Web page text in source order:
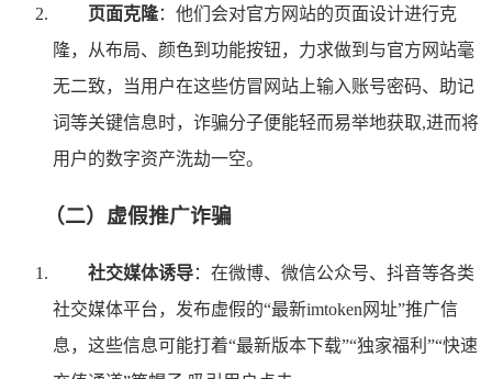
页面克隆：他们会对官方网站的页面设计进行克
隆，从布局、颜色到功能按钮，力求做到与官方网站毫
无二致，当用户在这些仿冒网站上输入账号密码、助记
词等关键信息时，诈骗分子便能轻而易举地获取,进而将
用户的数字资产洗劫一空。
（二）虚假推广诈骗
社交媒体诱导：在微博、微信公众号、抖音等各类
社交媒体平台，发布虚假的“最新imtoken网址”推广信
息，这些信息可能打着“最新版本下载”“独家福利”“快速